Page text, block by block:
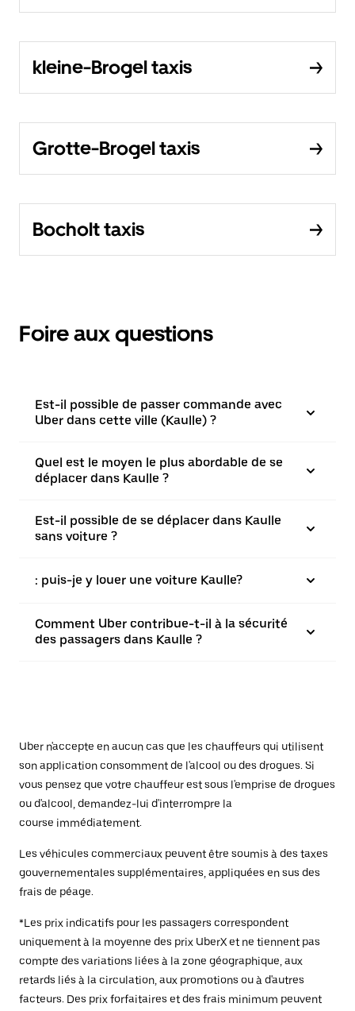
kleine-Brogel taxis
Grotte-Brogel taxis
Bocholt taxis
Foire aux questions
Est-il possible de passer commande avec
Uber dans cette ville (Kaulle) ?
Quel est le moyen le plus abordable de se
déplacer dans Kaulle ?
Est-il possible de se déplacer dans Kaulle
sans voiture ?
: puis-je y louer une voiture Kaulle?
Comment Uber contribue-t-il à la sécurité
des passagers dans Kaulle ?
Uber n'accepte en aucun cas que les chauffeurs qui utilisent
son application consomment de l'alcool ou des drogues. Si
vous pensez que votre chauffeur est sous l'emprise de drogues
ou d'alcool, demandez-lui d'interrompre la
course immédiatement.
Les véhicules commerciaux peuvent être soumis à des taxes
gouvernementales supplémentaires, appliquées en sus des
frais de péage.
*Les prix indicatifs pour les passagers correspondent
uniquement à la moyenne des prix UberX et ne tiennent pas
compte des variations liées à la zone géographique, aux
retards liés à la circulation, aux promotions ou à d'autres
facteurs. Des prix forfaitaires et des frais minimum peuvent